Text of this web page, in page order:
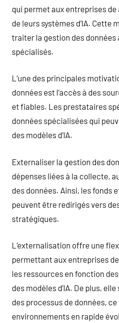
qui permet aux entreprises
de leurs systèmes d’IA. Cette
traiter la gestion des données
spécialisés.
L’une des principales
données est l’accès à des
et fiables. Les prestataires
données spécialisées qui
des modèles d’IA.
Externaliser la gestion des
dépenses liées à la collecte,
des données. Ainsi, les fonds
peuvent être redirigés vers
stratégiques.
L’externalisation offre une
permettant aux entreprises
les ressources en fonction
des modèles d’IA. De plus,
des processus de données,
environnements en rapide